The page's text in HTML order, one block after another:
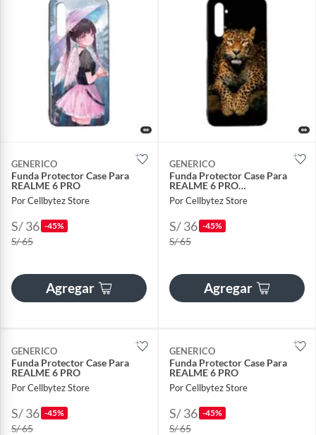
GENERICO
Funda Protector Case Para
REALME 6 PRO
Por Cellbytez Store
S/ 36 -45%
S/ 65
Agregar
GENERICO
Funda Protector Case Para
REALME 6 PRO…
Por Cellbytez Store
S/ 36 -45%
S/ 65
Agregar
GENERICO
Funda Protector Case Para
REALME 6 PRO
Por Cellbytez Store
S/ 36 -45%
S/ 65
GENERICO
Funda Protector Case Para
REALME 6 PRO
Por Cellbytez Store
S/ 36 -45%
S/ 65